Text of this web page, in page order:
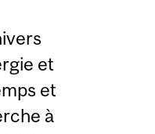
et
et
à